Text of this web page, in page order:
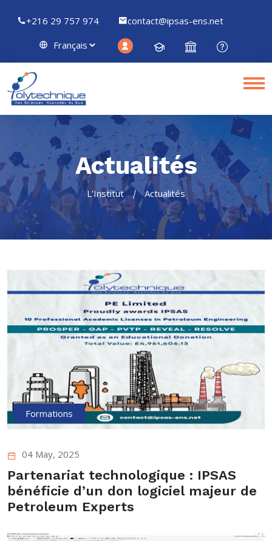
+216 29 757 974 contact@ipsas-ens.net
Actualités
L’Institut Actualités
Formations
04 May, 2025
Partenariat technologique : IPSAS
bénéficie d’un don logiciel majeur de
Petroleum Experts